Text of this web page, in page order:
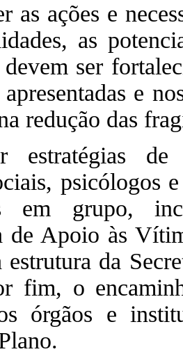
as ações e
as
ser
apresentadas e
redução das
de
psicólogos
em grupo,
de Apoio às
estrutura da
fim, o
órgãos e